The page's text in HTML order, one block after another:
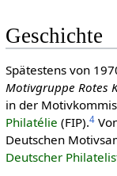
Geschichte
Spätestens von
Motivgruppe Rotes
in der
Philatélie (FIP).4
Deutschen
Deutscher